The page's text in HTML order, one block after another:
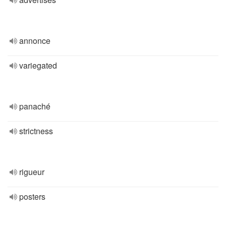
annonce
variegated
panaché
strictness
rigueur
posters